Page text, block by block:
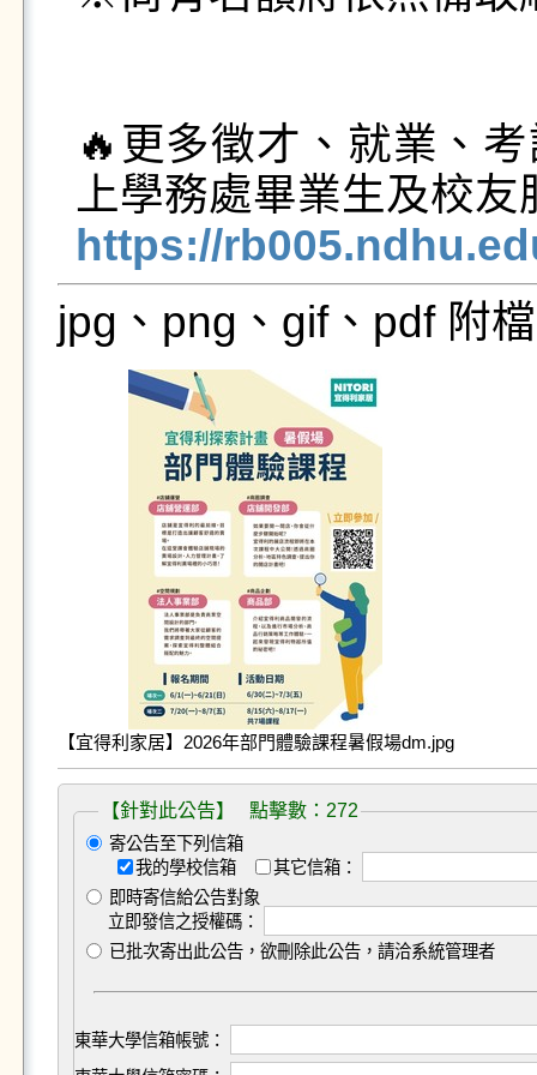
🔥更多徵才、就業、
https://
jpg、png、gif、pdf 附
【宜得利家居】2026年部門體驗課程暑假場dm.jpg
【針對此公告】 點擊數：272
寄公告至下列信箱
我的學校信箱
其它信箱：
即時寄信給公告對象
立即發信之授權碼：
已批次寄出此公告，欲刪除此公告，請洽系統管理者
東華大學信箱帳號：